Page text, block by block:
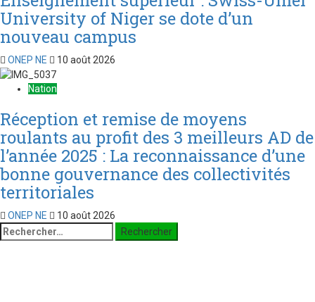
University of Niger se dote d’un
nouveau campus
ONEP NE 10 août 2026
Nation
Réception et remise de moyens
roulants au profit des 3 meilleurs AD de
l’année 2025 : La reconnaissance d’une
bonne gouvernance des collectivités
territoriales
ONEP NE 10 août 2026